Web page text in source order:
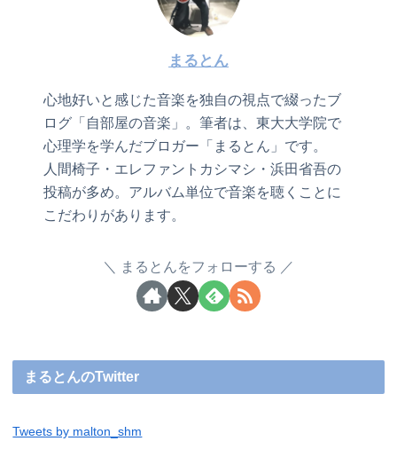
まるとん
心地好いと感じた音楽を独自の視点で綴ったブ
ログ「自部屋の音楽」。筆者は、東大大学院で
心理学を学んだブロガー「まるとん」です。
人間椅子・エレファントカシマシ・浜田省吾の
投稿が多め。アルバム単位で音楽を聴くことに
こだわりがあります。
まるとんをフォローする
まるとんのTwitter
Tweets by malton_shm